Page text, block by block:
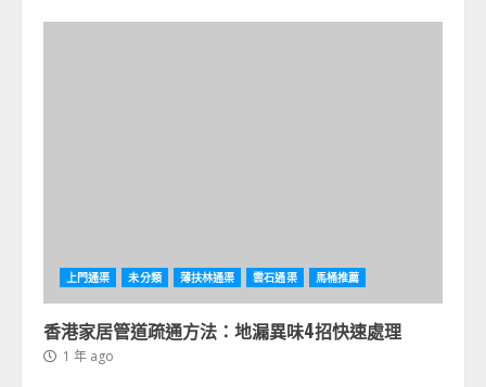
上門通渠 未分類 薄扶林通渠 雲石通渠 馬桶推薦
香港家居管道疏通方法：地漏異味4招快速處理
1 年 ago